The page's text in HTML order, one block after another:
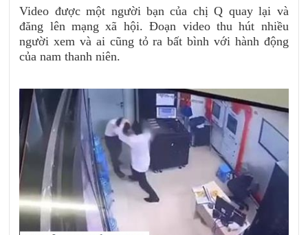
Video được một người bạn của chị Q quay lại và
đăng lên mạng xã hội. Đoạn video thu hút nhiều
người xem và ai cũng tỏ ra bất bình với hành động
của nam thanh niên.